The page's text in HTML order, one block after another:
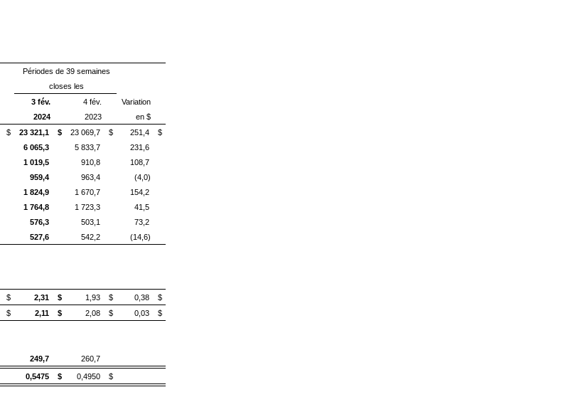
Périodes de 39 semaines
closes les
3 fév.
2024
4 fév.
2023
Variation
en $
$ 23 321,1 $ 23 069,7 $ 251,4
$
6 065,3 5 833,7
231,6
1 019,5 910,8
108,7
959,4 963,4
(4,0)
1 824,9 1 670,7
154,2
1 764,8 1 723,3
41,5
576,3 503,1
73,2
527,6 542,2 (14,6)
$ 2,31 $ 1,93 $ 0,38
$
$ 2,11 $ 2,08 $ 0,03
$
249,7 260,7
0,5475 $ 0,4950 $